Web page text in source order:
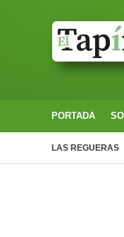
PORTADA
LAS REGUERAS